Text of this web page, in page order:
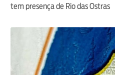
tem presença de Rio das Ostras